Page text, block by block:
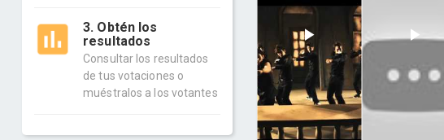
3. Obtén los
resultados
Consultar los resultados
de tus votaciones o
muéstralos a los votantes